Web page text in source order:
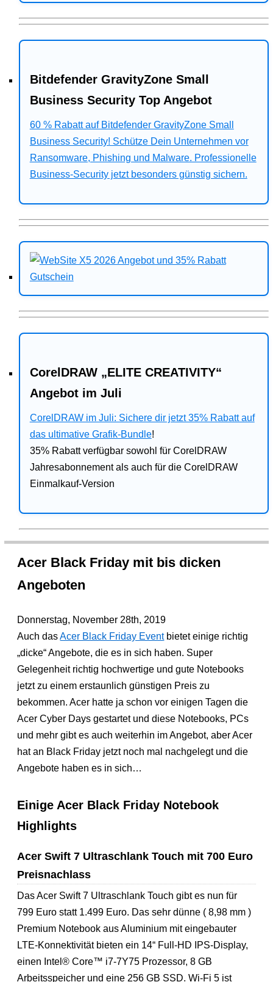
Bitdefender GravityZone Small
Business Security Top Angebot
60 % Rabatt auf Bitdefender GravityZone Small
Business Security! Schütze Dein Unternehmen vor
Ransomware, Phishing und Malware. Professionelle
Business-Security jetzt besonders günstig sichern.
CorelDRAW „ELITE CREATIVITY“
Angebot im Juli
CorelDRAW im Juli: Sichere dir jetzt 35% Rabatt auf
das ultimative Grafik-Bundle!
35% Rabatt verfügbar sowohl für CorelDRAW
Jahresabonnement als auch für die CorelDRAW
Einmalkauf-Version
Acer Black Friday mit bis dicken
Angeboten
Donnerstag, November 28th, 2019
Auch dasAcer Black Friday Eventbietet einige richtig
„dicke“ Angebote, die es in sich haben. Super
Gelegenheit richtig hochwertige und gute Notebooks
jetzt zu einem erstaunlich günstigen Preis zu
bekommen. Acer hatte ja schon vor einigen Tagen die
Acer Cyber Days gestartet und diese Notebooks, PCs
und mehr gibt es auch weiterhin im Angebot, aber Acer
hat an Black Friday jetzt noch mal nachgelegt und die
Angebote haben es in sich…
Einige Acer Black Friday Notebook
Highlights
Acer Swift 7 Ultraschlank Touch mit 700 Euro
Preisnachlass
Das Acer Swift 7 Ultraschlank Touch gibt es nun für
799 Euro statt 1.499 Euro. Das sehr dünne ( 8,98 mm )
Premium Notebook aus Aluminium mit eingebauter
LTE-Konnektivität bieten ein 14“ Full-HD IPS-Display,
einen Intel® Core™ i7-7Y75 Prozessor, 8 GB
Arbeitsspeicher und eine 256 GB SSD. Wi-Fi 5 ist